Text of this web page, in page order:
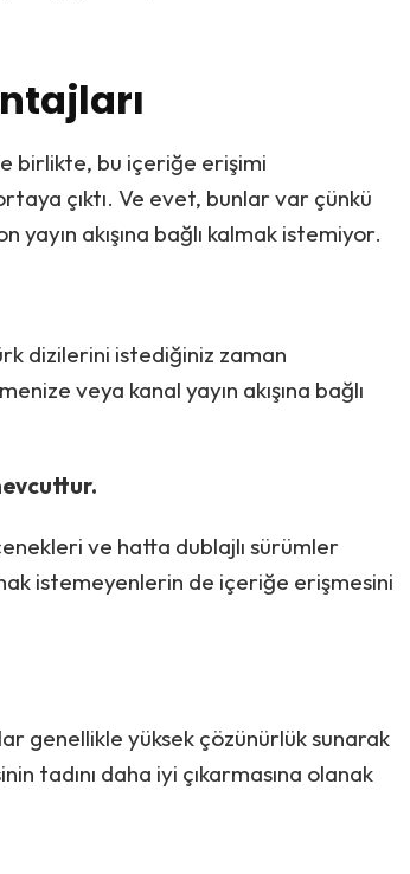
birlikte, bu içeriğe erişimi
çıktı. Ve evet, bunlar var çünkü
akışına bağlı kalmak istemiyor.
dizilerini istediğiniz zaman
veya kanal yayın akışına bağlı
ve hatta dublajlı sürümler
istemeyenlerin de içeriğe erişmesini
genellikle yüksek çözünürlük sunarak
tadını daha iyi çıkarmasına olanak